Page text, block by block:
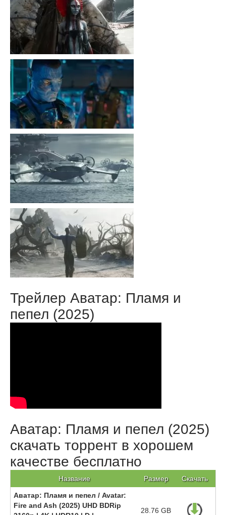
Трейлер Аватар: Пламя и
пепел (2025)
Аватар: Пламя и пепел (2025)
скачать торрент в хорошем
качестве бесплатно
Название Размер Скачать
Аватар: Пламя и пепел / Avatar:
Fire and Ash (2025) UHD BDRip
28.76 GB